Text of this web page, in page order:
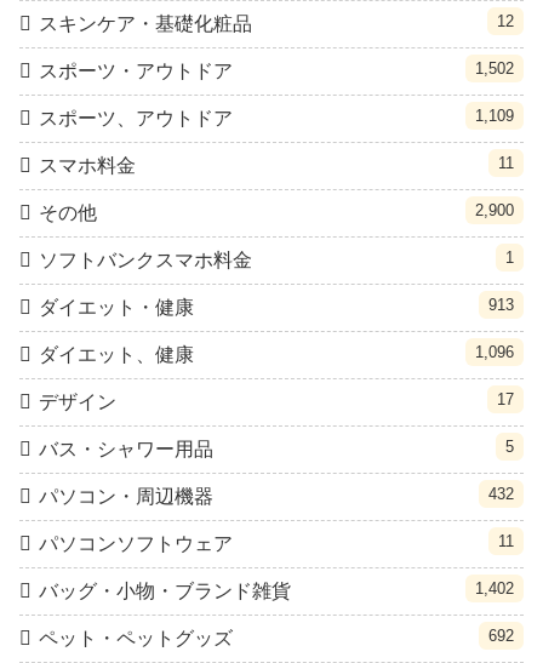
スキンケア・基礎化粧品 12
スポーツ・アウトドア 1,502
スポーツ、アウトドア 1,109
スマホ料金 11
その他 2,900
ソフトバンクスマホ料金 1
ダイエット・健康 913
ダイエット、健康 1,096
デザイン 17
バス・シャワー用品 5
パソコン・周辺機器 432
パソコンソフトウェア 11
バッグ・小物・ブランド雑貨 1,402
ペット・ペットグッズ 692